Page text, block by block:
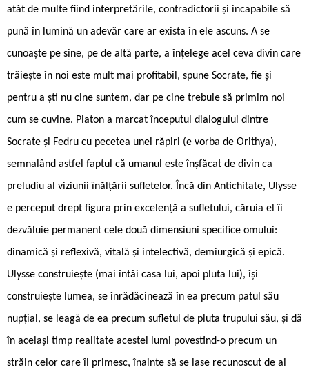
atât de multe fiind interpretările, contradictorii și incapabile să
pună în lumină un adevăr care ar exista în ele ascuns. A se
cunoaște pe sine, pe de altă parte, a înțelege acel ceva divin care
trăiește în noi este mult mai profitabil, spune Socrate, fie și
pentru a ști nu cine suntem, dar pe cine trebuie să primim noi
cum se cuvine. Platon a marcat începutul dialogului dintre
Socrate și Fedru cu pecetea unei răpiri (e vorba de Orithya),
semnalând astfel faptul că umanul este înșfăcat de divin ca
preludiu al viziunii înălțării sufletelor. Încă din Antichitate, Ulysse
e perceput drept figura prin excelență a sufletului, căruia el îi
dezvăluie permanent cele două dimensiuni specifice omului:
dinamică și reflexivă, vitală și intelectivă, demiurgică și epică.
Ulysse construiește (mai întâi casa lui, apoi pluta lui), își
construiește lumea, se înrădăcinează în ea precum patul său
nupțial, se leagă de ea precum sufletul de pluta trupului său, și dă
în același timp realitate acestei lumi povestind-o precum un
străin celor care îl primesc, înainte să se lase recunoscut de ai